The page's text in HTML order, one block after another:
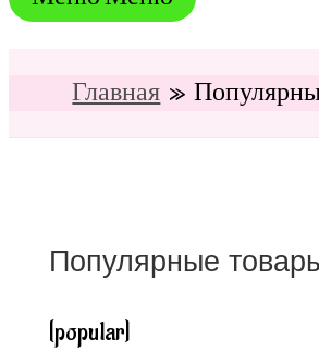
Главная
Популярные
[popular]